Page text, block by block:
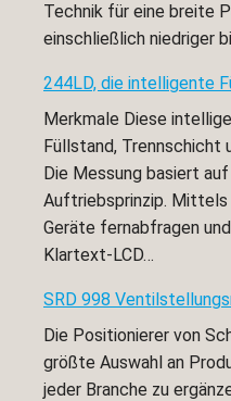
Technik für eine breite
einschließlich niedriger
244LD, die intelligente
Merkmale Diese
Füllstand, Trennschicht
Die Messung basiert
Auftriebsprinzip. Mittels
Geräte fernabfragen
Klartext-LCD…
SRD 998
Die Positionierer von
größte Auswahl an
jeder Branche zu